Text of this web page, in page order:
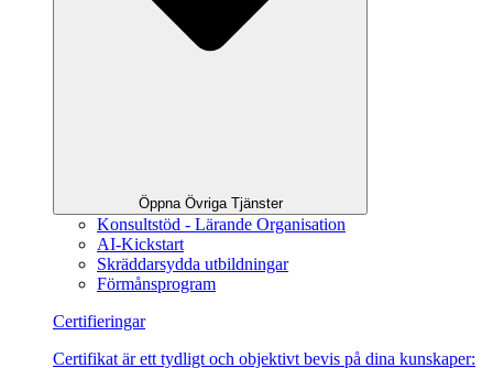
Öppna Övriga Tjänster
Konsultstöd - Lärande Organisation
AI-Kickstart
Skräddarsydda utbildningar
Förmånsprogram
Certifieringar
Certifikat är ett tydligt och objektivt bevis på dina kunskaper: